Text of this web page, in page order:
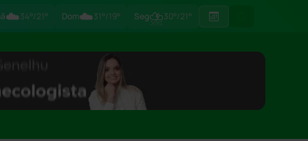
☁️34°/21° Dom☁️31°/19° Seg⛈30°/21°